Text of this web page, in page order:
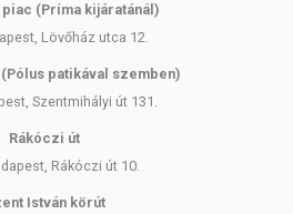
mennyiséget ne lépje túl! Ha az
vagy allergiás, ne használja a
piac (Príma kijáratánál)
Lövőház utca 12.
patikával szemben)
Szentmihályi út 131.
Rákóczi út
Rákóczi út 10.
István körút